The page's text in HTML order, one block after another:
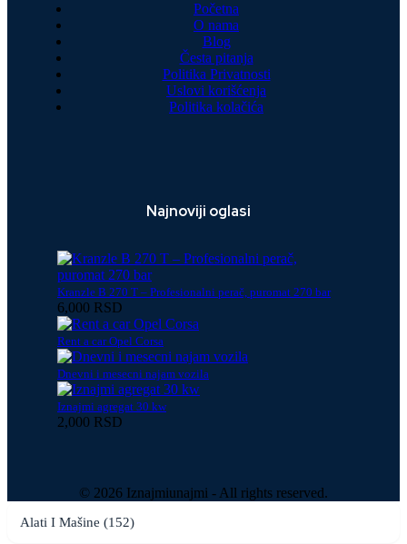
Početna
O nama
Blog
Česta pitanja
Politika Privatnosti
Uslovi korišćenja
Politika kolačića
Najnoviji oglasi
Kranzle B 270 T – Profesionalni perač, puromat 270 bar
6,000 RSD
Rent a car Opel Corsa
Dnevni i mesecni najam vozila
Iznajmi agregat 30 kw
2,000 RSD
© 2026 Iznajmiunajmi - All rights reserved.
Alati I Mašine (152)